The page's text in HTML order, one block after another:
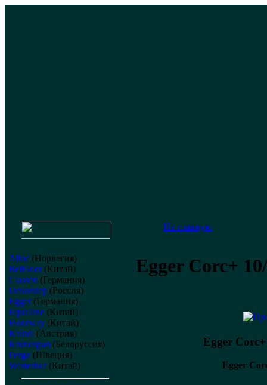
Alloc (Норвегия)
BelFloor(Китай)
Classen(Германия)
Dekorstep(Россия)
Egger(Германия)
Equalline(Китай)
Floorway(Китай)
Kaindl(Австрия)
Kronospan(Белоруссия)
Pergo(Швеция)
Westerhof(Китай)
На главную
Egger Corc+
Egger
Egger